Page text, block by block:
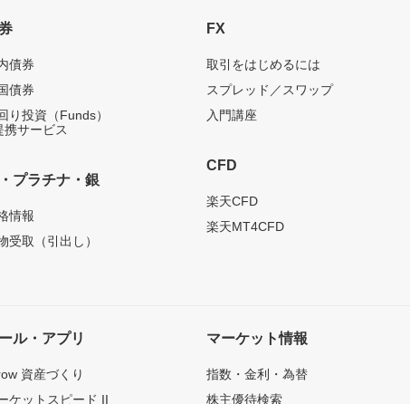
債券
債券
り投資（Funds）
携サービス
プラチナ・銀
情報
受取（引出し）
FX
取引をはじめるには
スプレッド／スワップ
入門講座
CFD
楽天CFD
楽天MT4CFD
ル・アプリ
資産づくり
ケットスピード II
マーケット情報
指数・金利・為替
株主優待検索